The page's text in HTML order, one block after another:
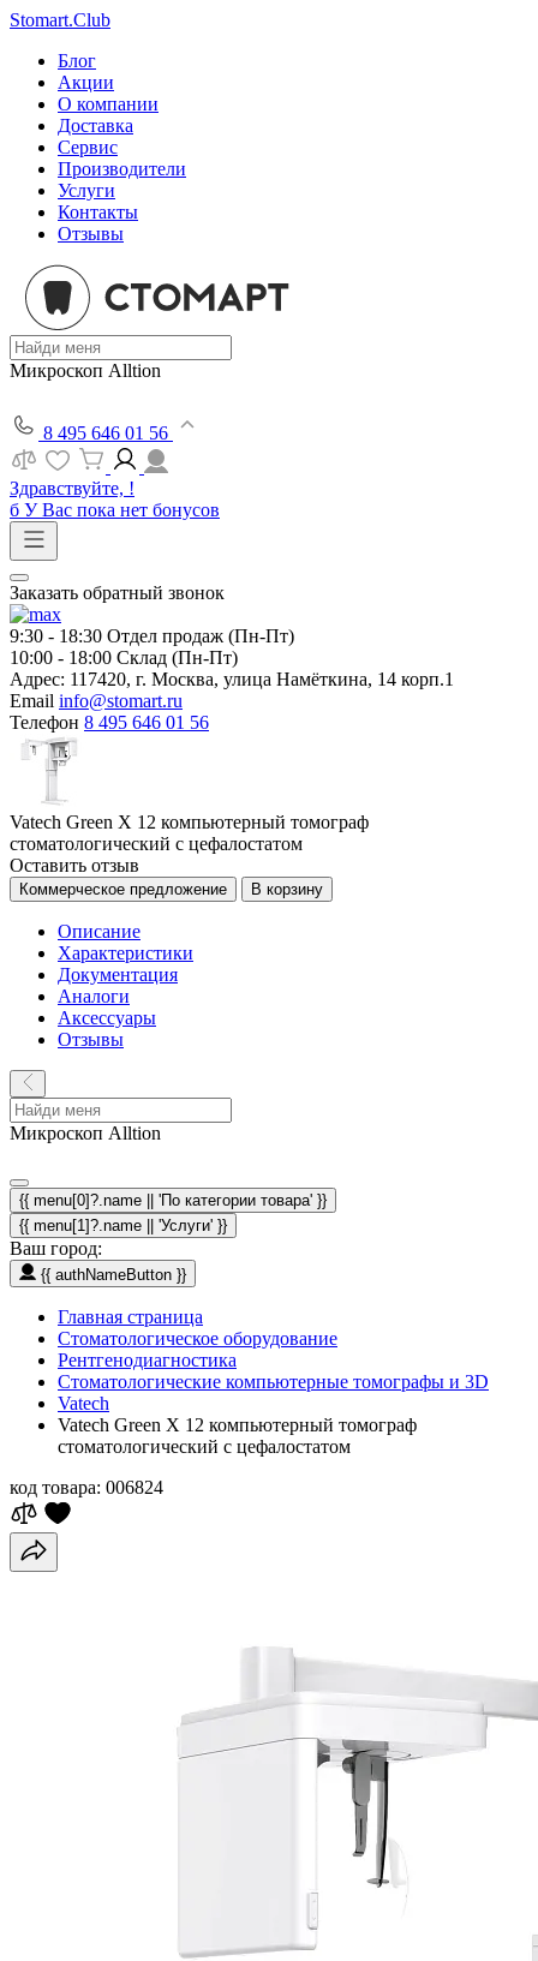
Stomart.Club
Блог
Акции
О компании
Доставка
Сервис
Производители
Услуги
Контакты
Отзывы
Микроскоп Alltion
8 495 646 01 56
Здравствуйте, !
б У Вас пока нет бонусов
Заказать обратный звонок
9:30 - 18:30 Отдел продаж (Пн-Пт)
10:00 - 18:00 Склад (Пн-Пт)
Адрес: 117420, г. Москва, улица Намёткина, 14 корп.1
Email info@stomart.ru
Телефон 8 495 646 01 56
Vatech Green X 12 компьютерный томограф
стоматологический с цефалостатом
Оставить отзыв
Коммерческое предложение В корзину
Описание
Характеристики
Документация
Аналоги
Аксессуары
Отзывы
Микроскоп Alltion
{{ menu[0]?.name || 'По категории товара' }}
{{ menu[1]?.name || 'Услуги' }}
Ваш город:
{{ authNameButton }}
Главная страница
Стоматологическое оборудование
Рентгенодиагностика
Стоматологические компьютерные томографы и 3D
Vatech
Vatech Green X 12 компьютерный томограф
стоматологический с цефалостатом
код товара: 006824